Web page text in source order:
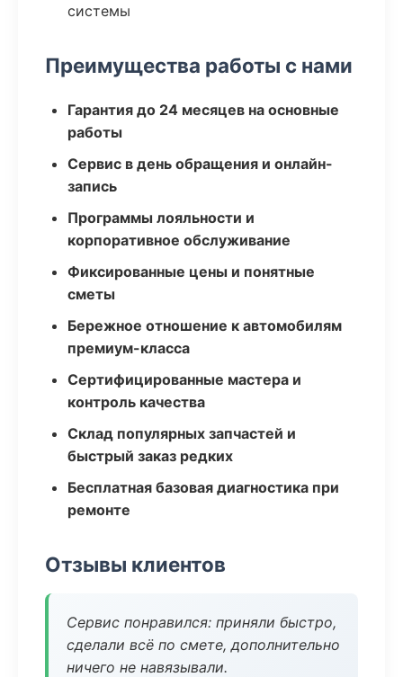
системы
Преимущества работы с нами
Гарантия до 24 месяцев на основные
работы
Сервис в день обращения и онлайн-
запись
Программы лояльности и
корпоративное обслуживание
Фиксированные цены и понятные
сметы
Бережное отношение к автомобилям
премиум-класса
Сертифицированные мастера и
контроль качества
Склад популярных запчастей и
быстрый заказ редких
Бесплатная базовая диагностика при
ремонте
Отзывы клиентов
Сервис понравился: приняли быстро,
сделали всё по смете, дополнительно
ничего не навязывали.